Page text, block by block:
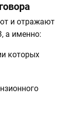
и отражают
а именно:
которых